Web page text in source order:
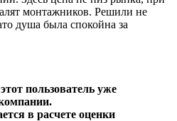
монтажников. Решили не
душа была спокойна за
пользователь уже
в расчете оценки